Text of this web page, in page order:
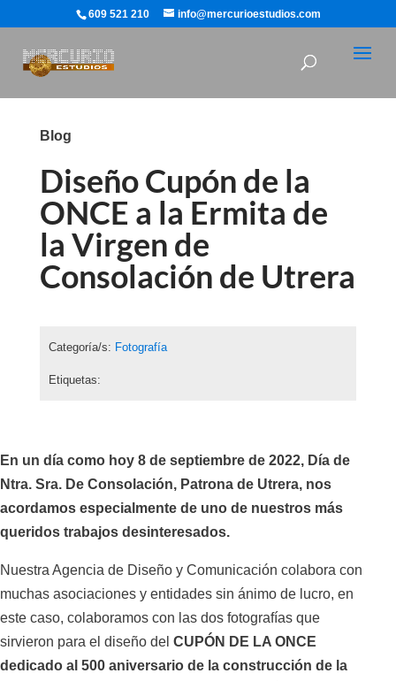
609 521 210 info@mercurioestudios.com
Blog
Diseño Cupón de la
ONCE a la Ermita de
la Virgen de
Consolación de Utrera
Categoría/s: Fotografía
Etiquetas:
En un día como hoy 8 de septiembre de 2022, Día de
Ntra. Sra. De Consolación, Patrona de Utrera, nos
acordamos especialmente de uno de nuestros más
queridos trabajos desinteresados.
Nuestra Agencia de Diseño y Comunicación colabora con
muchas asociaciones y entidades sin ánimo de lucro, en
este caso, colaboramos con las dos fotografías que
sirvieron para el diseño del CUPÓN DE LA ONCE
dedicado al 500 aniversario de la construcción de la